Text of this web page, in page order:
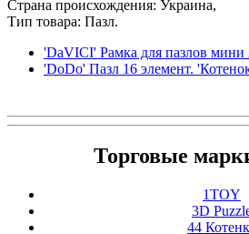
Страна происхождения: Украина,
Тип товара: Пазл.
'DaVICI' Рамка для пазлов мини
'DoDo' Пазл 16 элемент.
Торговые
1TOY
3D
44